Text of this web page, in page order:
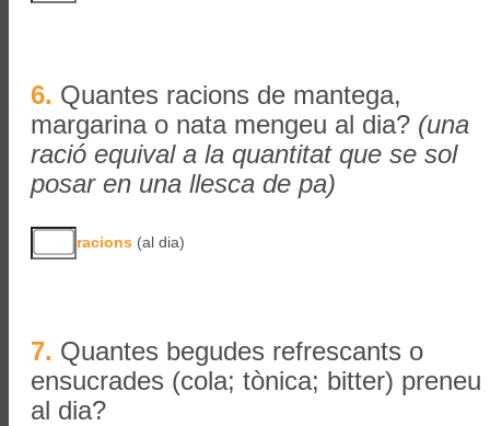
6. Quantes racions de mantega,
margarina o nata mengeu al dia? (una
ració equival a la quantitat que se sol
posar en una llesca de pa)
racions (al dia)
7. Quantes begudes refrescants o
ensucrades (cola; tònica; bitter) preneu
al dia?